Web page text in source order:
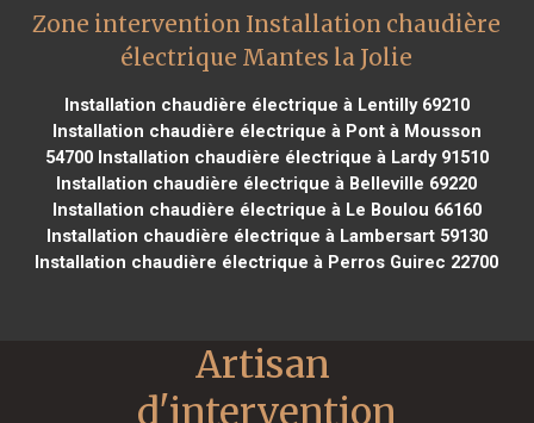
Zone intervention Installation chaudière
électrique Mantes la Jolie
Installation chaudière électrique à Lentilly 69210
Installation chaudière électrique à Pont à Mousson
54700Installation chaudière électrique à Lardy 91510
Installation chaudière électrique à Belleville 69220
Installation chaudière électrique à Le Boulou 66160
Installation chaudière électrique à Lambersart 59130
Installation chaudière électrique à Perros Guirec 22700
Artisan
d'intervention